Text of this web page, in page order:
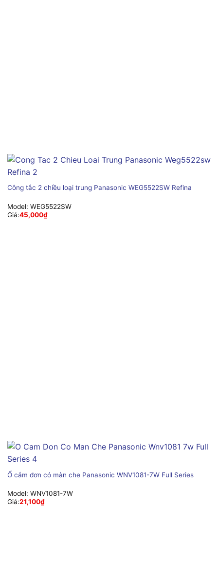
Công tắc 2 chiều loại trung Panasonic WEG5522SW Refina
Model: WEG5522SW
Giá:45,000₫
Ổ cắm đơn có màn che Panasonic WNV1081-7W Full Series
Model: WNV1081-7W
Giá:21,100₫